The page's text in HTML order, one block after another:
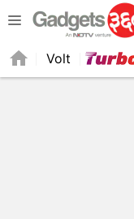
Volt